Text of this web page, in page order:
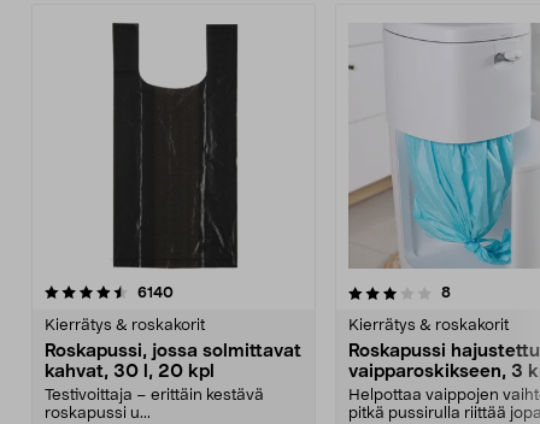
6140arvostelut
Kierrätys & roskakorit
Roskapussi, jossa solmittavat
kahvat, 30 l, 20 kpl
Testivoittaja – erittäin kestävä
roskapussi u...
3.5 viidestä
8arvostelut
Kierrätys & roskakorit
Roskapussi hajustettu
vaipparoskikseen, 3
Helpottaa vaippojen
pitkä pussirulla riittää
4.0 viidestä